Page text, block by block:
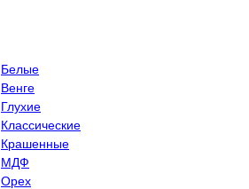
Белые
Венге
Глухие
Классические
Крашенные
МДФ
Орех